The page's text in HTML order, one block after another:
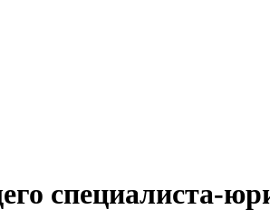
специалиста-